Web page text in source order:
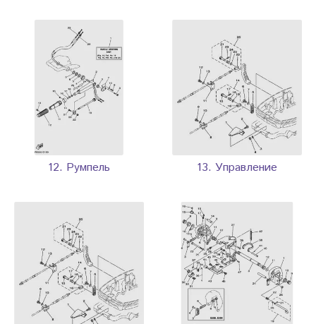
12. Румпель 13. Управление